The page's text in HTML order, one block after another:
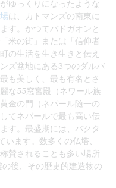
ゆっくりになったような
は、カトマンズの南東に
す。かつてバドガオンと
米の街」または「信仰者
の生活を生き生きと伝え
ズ盆地にある3つのダルバ
も美しく、最も有名とさ
な55窓宮殿（ネワール族
金の門（ネパール随一の
てネパールで最も高い伝
す。最盛期には、バクタ
ます。数多くの仏塔、
賛されることも多い場所
後、その歴史的建造物の